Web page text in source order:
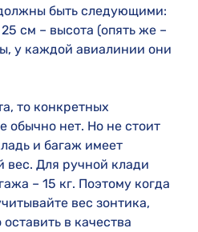
быть следующими:
см – высота (опять же –
у каждой авиалинии они
то конкретных
обычно нет. Но не стоит
и багаж имеет
вес. Для ручной клади
– 15 кг. Поэтому когда
вес зонтика,
в качества